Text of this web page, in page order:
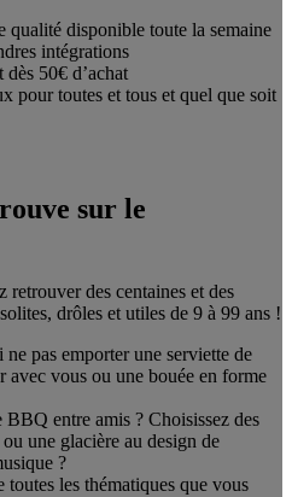
qualité disponible toute la semaine
intégrations
50€ d’achat
pour toutes et tous et quel que soit
sur le
retrouver des centaines et des
drôles et utiles de 9 à 99 ans !
pas emporter une serviette de
vous ou une bouée en forme
entre amis ? Choisissez des
une glacière au design de
?
toutes les thématiques que vous